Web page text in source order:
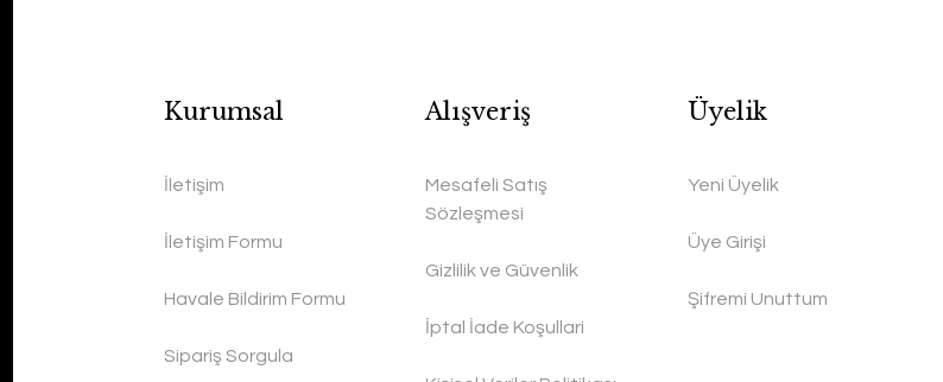
Kurumsal
İletişim
İletişim Formu
Havale Bildirim Formu
Sipariş Sorgula
Alışveriş
Mesafeli Satış
Sözleşmesi
Gizlilik ve Güvenlik
İptal İade Koşullari
Üyelik
Yeni Üyelik
Üye Girişi
Şifremi Unuttum